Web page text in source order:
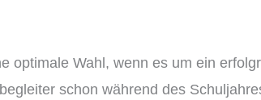
optimale Wahl, wenn es um ein
schon während des